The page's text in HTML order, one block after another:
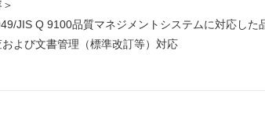
JIS Q 9100品質マネジメントシステムに対応し
および文書管理（標準改訂等）対応